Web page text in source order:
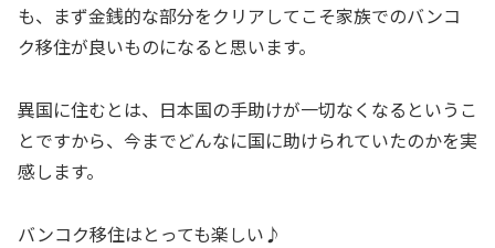
も、まず金銭的な部分をクリアしてこそ家族でのバンコ
ク移住が良いものになると思います。
異国に住むとは、日本国の手助けが一切なくなるというこ
とですから、今までどんなに国に助けられていたのかを実
感します。
バンコク移住はとっても楽しい♪